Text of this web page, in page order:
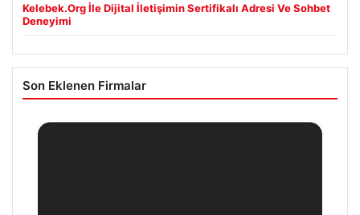
Kelebek.Org İle Dijital İletişimin Sertifikalı Adresi Ve Sohbet
Deneyimi
Son Eklenen Firmalar